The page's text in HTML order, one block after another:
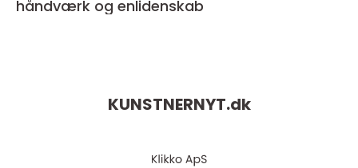
håndværk og enlidenskab
KUNSTNERNYT.dk